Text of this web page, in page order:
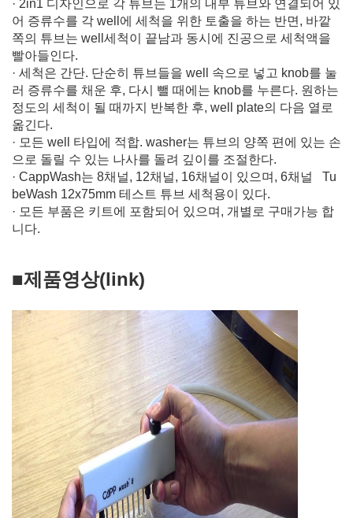
· 2in1 디자인으로 각 튜브는 1개의 내부 튜브와 연결되어 있
어 증류수를 각 well에 세척을 위한 토출을 하는 반면, 바깥
쪽의 튜브는 well세척이 끝남과 동시에 진공으로 세척액을
빨아들인다.
· 세척은 간단. 단순히 튜브들을 well 속으로 넣고 knob를 눌
러 증류수를 채운 후, 다시 뺄 때에는 knob를 누른다. 원하는
정도의 세척이 될 때까지 반복한 후, well plate의 다음 열로
옮긴다.
· 모든 well 타입에 적합. washer는 튜브의 양쪽 편에 있는 손
으로 돌릴 수 있는 나사를 돌려 깊이를 조절한다.
· CappWash는 8채널, 12채널, 16채널이 있으며, 6채널 Tu
beWash 12x75mm 테스트 튜브 세척용이 있다.
· 모든 부품은 키트에 포함되어 있으며, 개별로 구매가능 합
니다.
■제품영상(link)